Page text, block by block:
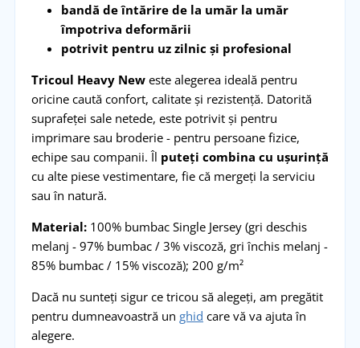
bandă de întărire de la umăr la umăr
împotriva deformării
potrivit pentru uz zilnic și profesional
Tricoul Heavy Neweste alegerea ideală pentru
oricine caută confort, calitate și rezistență. Datorită
suprafeței sale netede, este potrivit și pentru
imprimare sau broderie - pentru persoane fizice,
echipe sau companii. Îl puteți combina cu ușurință
cu alte piese vestimentare, fie că mergeți la serviciu
sau în natură.
Material:100% bumbac Single Jersey (gri deschis
melanj - 97% bumbac / 3% viscoză, gri închis melanj -
85% bumbac / 15% viscoză); 200 g/m²
Dacă nu sunteți sigur ce tricou să alegeți, am pregătit
pentru dumneavoastră un ghid care vă va ajuta în
alegere.